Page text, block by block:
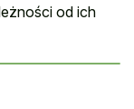
od ich